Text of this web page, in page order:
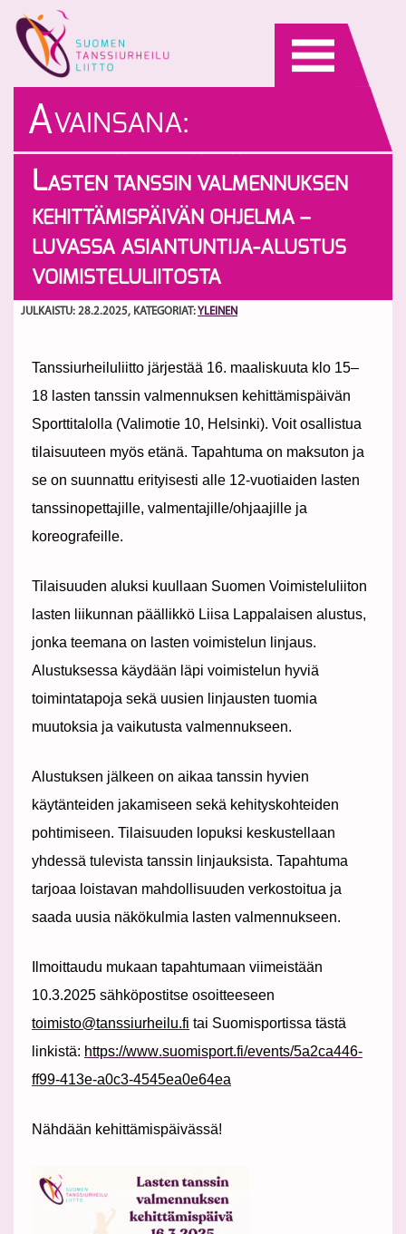
content
AVAINSANA:
KEHITTÄMISPÄIVÄ
LASTEN TANSSIN VALMENNUKSEN
KEHITTÄMISPÄIVÄN OHJELMA –
LUVASSA ASIANTUNTIJA-ALUSTUS
VOIMISTELULIITOSTA
JULKAISTU: 28.2.2025, KATEGORIAT: YLEINEN
Tanssiurheiluliitto järjestää 16. maaliskuuta klo 15–
18 lasten tanssin valmennuksen kehittämispäivän
Sporttitalolla (Valimotie 10, Helsinki). Voit osallistua
tilaisuuteen myös etänä. Tapahtuma on maksuton ja
se on suunnattu erityisesti alle 12-vuotiaiden lasten
tanssinopettajille, valmentajille/ohjaajille ja
koreografeille.
Tilaisuuden aluksi kuullaan Suomen Voimisteluliiton
lasten liikunnan päällikkö Liisa Lappalaisen alustus,
jonka teemana on lasten voimistelun linjaus.
Alustuksessa käydään läpi voimistelun hyviä
toimintatapoja sekä uusien linjausten tuomia
muutoksia ja vaikutusta valmennukseen.
Alustuksen jälkeen on aikaa tanssin hyvien
käytänteiden jakamiseen sekä kehityskohteiden
pohtimiseen. Tilaisuuden lopuksi keskustellaan
yhdessä tulevista tanssin linjauksista. Tapahtuma
tarjoaa loistavan mahdollisuuden verkostoitua ja
saada uusia näkökulmia lasten valmennukseen.
Ilmoittaudu mukaan tapahtumaan viimeistään
10.3.2025 sähköpostitse osoitteeseen
toimisto@tanssiurheilu.fi tai Suomisportissa tästä
linkistä: https://www.suomisport.fi/events/5a2ca446-
ff99-413e-a0c3-4545ea0e64ea
Nähdään kehittämispäivässä!